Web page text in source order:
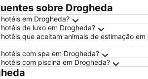
sobre Drogheda
em Drogheda?
de luxo em Drogheda?
que aceitam animais de estimação em
com spa em Drogheda?
com piscina em Drogheda?